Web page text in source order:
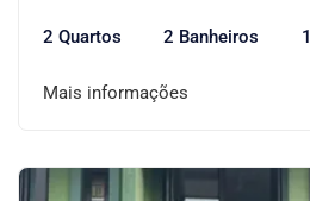
2 Quartos 2 Banheiros
Mais informações